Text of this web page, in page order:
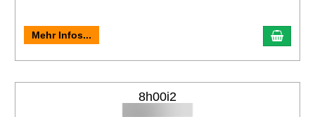
Mehr Infos...
8h00i2